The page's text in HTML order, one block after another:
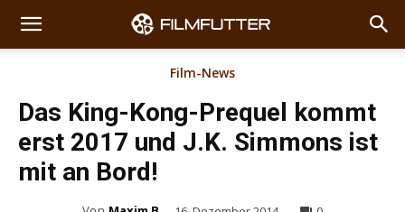
Film-News
Das King-Kong-Prequel kommt
erst 2017 und J.K. Simmons ist
mit an Bord!